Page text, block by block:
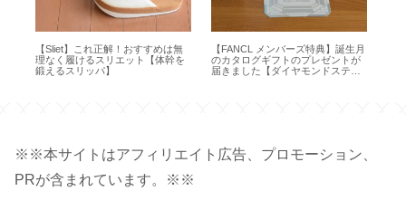
【Sliet】これ正解！おすすめは無
理なく履けるスリエット【体幹を
鍛えるスリッパ】
【FANCL メンバーズ特典】誕生月
のカタログギフトのプレゼントが
届きました【ダイヤモンドステー
【チェアシ
れ軽減！ド
※※本サイトはアフィリエイト広告、プロモーション、
PRが含まれています。※※